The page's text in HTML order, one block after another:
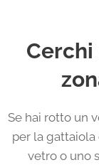
Cerchi
Se hai rotto un
per la gattaiola
vetro o uno